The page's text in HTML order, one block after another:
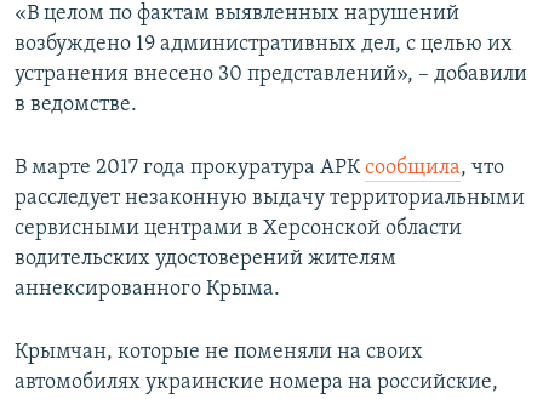
«В целом по фактам выявленных нарушений
возбуждено 19 административных дел, с целью их
устранения внесено 30 представлений», – добавили
в ведомстве.
В марте 2017 года прокуратура АРКсообщила, что
расследует незаконную выдачу территориальными
сервисными центрами в Херсонской области
водительских удостоверений жителям
аннексированного Крыма.
Крымчан, которые не поменяли на своих
автомобилях украинские номера на российские,